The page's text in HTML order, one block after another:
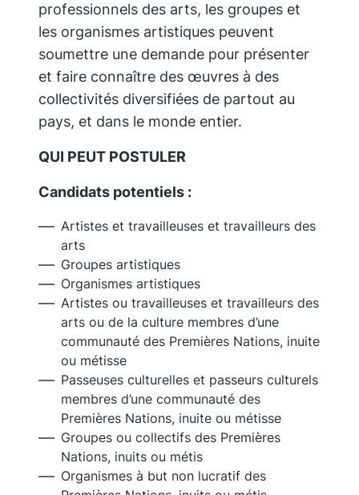
professionnels des arts, les groupes et
les organismes artistiques peuvent
soumettre une demande pour présenter
et faire connaître des œuvres à des
collectivités diversifiées de partout au
pays, et dans le monde entier.
QUI PEUT POSTULER
Candidats potentiels :
Artistes et travailleuses et travailleurs des
arts
Groupes artistiques
Organismes artistiques
Artistes ou travailleuses et travailleurs des
arts ou de la culture membres d’une
communauté des Premières Nations, inuite
ou métisse
Passeuses culturelles et passeurs culturels
membres d’une communauté des
Premières Nations, inuite ou métisse
Groupes ou collectifs des Premières
Nations, inuits ou métis
Organismes à but non lucratif des